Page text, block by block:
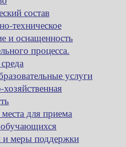
состав
техническое
и оснащенность
процесса.
услуги
для приема
обучающихся
и меры поддержки